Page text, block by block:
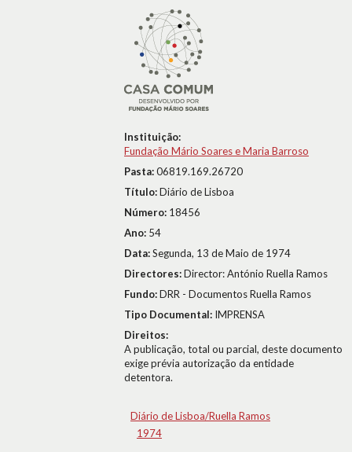
Instituição:
Fundação Mário Soares e Maria Barroso
Pasta:06819.169.26720
Título:Diário de Lisboa
Número: 18456
Ano: 54
Data:Segunda, 13 de Maio de 1974
Directores:Director: António Ruella Ramos
Fundo:DRR - Documentos Ruella Ramos
Tipo Documental: IMPRENSA
Direitos:
A publicação, total ou parcial, deste documento
exige prévia autorização da entidade
detentora.
Diário de Lisboa/Ruella Ramos
1974